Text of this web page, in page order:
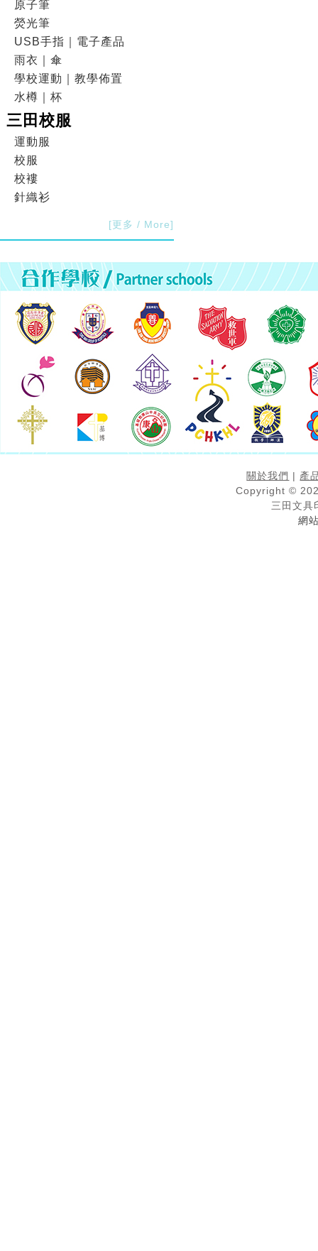
原子筆
熒光筆
USB手指｜電子產品
雨衣｜傘
學校運動｜教學佈置
水樽｜杯
三田校服
運動服
校服
校褸
針織衫
[更多 / More]
關於我們 | 產
Copyright ©
三田文具
網